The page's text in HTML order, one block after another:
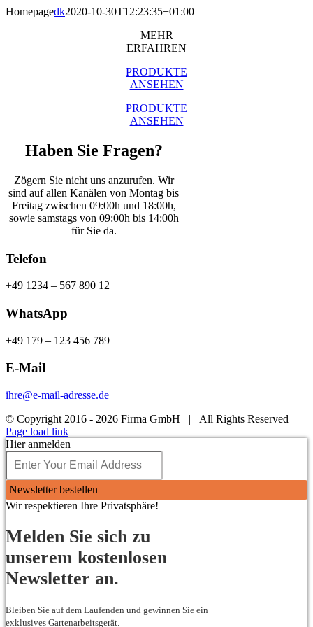
Skip
Homepagedk2020-10-30T12:23:35+01:00
MEHR
ERFAHREN
PRODUKTE
ANSEHEN
PRODUKTE
ANSEHEN
Haben Sie Fragen?
Zögern Sie nicht uns anzurufen. Wir
sind auf allen Kanälen von Montag bis
Freitag zwischen 09:00h und 18:00h,
sowie samstags von 09:00h bis 14:00h
für Sie da.
Telefon
+49 1234 – 567 890 12
WhatsApp
+49 179 – 123 456 789
E-Mail
ihre@e-mail-adresse.de
© Copyright 2016 - 2026 Firma GmbH | All Rights Reserved
Facebook
X
Instagram
YouTube
Page load link
Hier anmelden
Newsletter bestellen
Wir respektieren Ihre Privatsphäre!
Melden Sie sich zu
unserem kostenlosen
Newsletter an.
Bleiben Sie auf dem Laufenden und gewinnen Sie ein
exklusives Gartenarbeitsgerät.